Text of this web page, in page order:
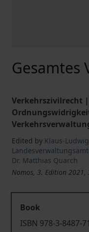
Gesamtes
Verkehrszivilrecht
Edited by Klaus-
Dr. Matthias Quarch
Nomos, 3. Edition 2021,
Book
ISBN 978-3-8487-